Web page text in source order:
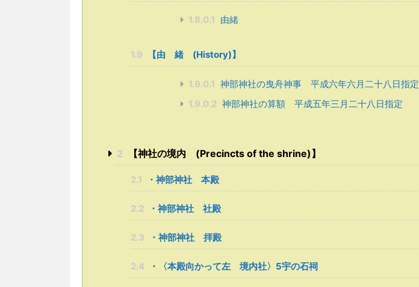
1.8.0.1 由緒
1.9 【由 緒 (History)】
1.9.0.1 神部神社の曳舟神事 平成六年六月二十八日指定
1.9.0.2 神部神社の算額 平成五年三月二十八日指定
2 【神社の境内 (Precincts of the shrine)】
2.1 ・神部神社 本殿
2.2 ・神部神社 社殿
2.3 ・神部神社 拝殿
2.4 ・〈本殿向かって左 境内社〉5宇の石祠